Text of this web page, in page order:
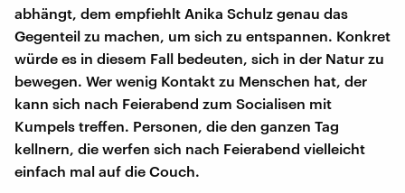
abhängt, dem empfiehlt Anika Schulz genau das
Gegenteil zu machen, um sich zu entspannen. Konkret
würde es in diesem Fall bedeuten, sich in der Natur zu
bewegen. Wer wenig Kontakt zu Menschen hat, der
kann sich nach Feierabend zum Socialisen mit
Kumpels treffen. Personen, die den ganzen Tag
kellnern, die werfen sich nach Feierabend vielleicht
einfach mal auf die Couch.